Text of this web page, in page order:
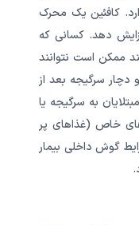
کافئین یک محرک
دهد. کسانی که
ممکن است نتوانند
دچار سرگیجه بعد از
به سرگیجه یا
خاص (غذاهای پر
گوش داخلی بیمار